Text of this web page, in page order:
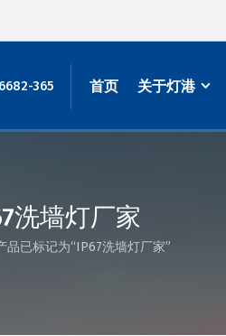
365 首页 关于灯港
洗墙灯厂家
品已标记为“IP67洗墙灯厂家”